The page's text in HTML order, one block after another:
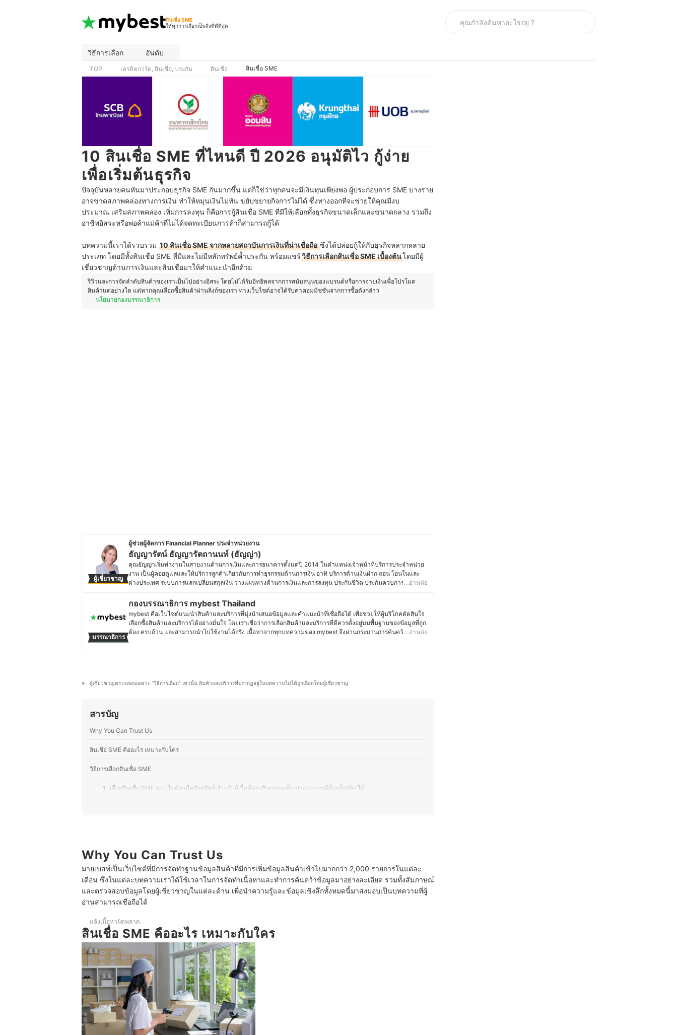
สินเชื่อ SME
ให้ทุกการเลือกเป็นสิ่งที่ดีที่สุด
วิธีการเลือก อันดับ
TOP เครดิตการ์ด, สินเชื่อ, ประกัน สินเชื่อ สินเชื่อ SME
10 สินเชื่อ SME ที่ไหนดี ปี 2026 อนุมัติไว กู้ง่าย
เพื่อเริ่มต้นธุรกิจ
ปัจจุบันหลายคนหันมาประกอบธุรกิจ SME กันมากขึ้น แต่ก็ใช่ว่าทุกคนจะมีเงินทุนเพียงพอ ผู้ประกอบการ SME บางราย
อาจขาดสภาพคล่องทางการเงิน ทำให้หมุนเงินไม่ทัน ขยับขยายกิจการไม่ได้ ซึ่งทางออกที่จะช่วยให้คุณมีงบ
ประมาณ เสริมสภาพคล่อง เพิ่มการลงทุน ก็คือการกู้สินเชื่อ SME ที่มีให้เลือกทั้งธุรกิจขนาดเล็กและขนาดกลาง รวมถึง
อาชีพอิสระหรือพ่อค้าแม่ค้าที่ไม่ได้จดทะเบียนการค้าก็สามารถกู้ได้
บทความนี้เราได้รวบรวม 10 สินเชื่อ SME จากหลายสถาบันการเงินที่น่าเชื่อถือซึ่งได้ปล่อยกู้ให้กับธุรกิจหลากหลาย
ประเภท โดยมีทั้งสินเชื่อ SME ที่มีและไม่มีหลักทรัพย์ค้ำประกัน พร้อมแชร์วิธีการเลือกสินเชื่อ SME เบื้องต้นโดยมีผู้
เชี่ยวชาญด้านการเงินและสินเชื่อมาให้คำแนะนำอีกด้วย
รีวิวและการจัดลำดับสินค้าของเราเป็นไปอย่างอิสระ โดยไม่ได้รับอิทธิพลจากการสนับสนุนของแบรนด์หรือการจ่ายเงินเพื่อโปรโมต
สินค้าแต่อย่างใด แต่หากคุณเลือกซื้อสินค้าผ่านลิงก์ของเรา ทางเว็บไซต์อาจได้รับค่าคอมมิชชั่นจากการซื้อดังกล่าว
นโยบายกองบรรณาธิการ
ผู้เชี่ยวชาญ
ผู้ช่วยผู้จัดการ Financial Planner ประจำหน่วยงาน
ธัญญารัตน์ ธัญญารัตถานนท์ (ธัญญ่า)
คุณธัญญ่าเริ่มทำงานในสายงานด้านการเงินและการธนาคารตั้งแต่ปี 2014 ในตำแหน่งเจ้าหน้าที่บริการประจำหน่วย
งาน เป็นผู้คอยดูแลและให้บริการลูกค้าเกี่ยวกับการทำธุรกรรมด้านการเงิน อาทิ บริการด้านเงินฝาก ถอน โอนในและ
ต่างประเทศ ระบบการแลกเปลี่ยนสกุลเงิน วางแผนทางด้านการเงินและการลงทุน ประกันชีวิต ประกันควบการลงทุน
ให้กับลูกค้าจนแล้วเสร็จ โดยได้เก็บเกี่ยวประสบการณ์ในด้านนี้มาเป็นเวลาเกือบ 10 ปี ปัจจุบันคุณธัญญ่าดำรงตำแหน่ง
เป็นผู้ช่วยผู้จัดการ Financial Planner ของหน่วยงานธนาคารชั้นนำแห่งหนึ่งของประเทศไทย และยังคอยศึกษาหา
ข้อมูลความรู้เพิ่มเติมด้านการเงินอยู่เรื่อย ๆ ผ่านการสัมมนาและการเข้าอบรบต่าง ๆ
ประวัติของ ธัญญารัตน์ ธัญญารัตถานนท์ (ธัญญ่า)
…อ่านต่อ
บรรณาธิการ
กองบรรณาธิการ mybest Thailand
mybest คือเว็บไซต์แนะนำสินค้าและบริการที่มุ่งนำเสนอข้อมูลและคำแนะนำที่เชื่อถือได้ เพื่อช่วยให้ผู้บริโภคตัดสินใจ
เลือกซื้อสินค้าและบริการได้อย่างมั่นใจ โดยเราเชื่อว่าการเลือกสินค้าและบริการที่ดีควรตั้งอยู่บนพื้นฐานของข้อมูลที่ถูก
ต้อง ครบถ้วน และสามารถนำไปใช้งานได้จริง เนื้อหาจากทุกบทความของ mybest จึงผ่านกระบวนการค้นคว้า
ประวัติของ กองบรรณาธิการ mybest Thailand
…อ่านต่อ
ผู้เชี่ยวชาญตรวจสอบเฉพาะ "วิธีการเลือก" เท่านั้น สินค้าและบริการที่ปรากฏอยู่ในบทความไม่ได้ถูกเลือกโดยผู้เชี่ยวชาญ
สารบัญ
Why You Can Trust Us
สินเชื่อ SME คืออะไร เหมาะกับใคร
วิธีการเลือกสินเชื่อ SME
1 เลือกสินเชื่อ SME แบบไม่ต้องมีหลักทรัพย์ สำหรับผู้เริ่มต้นธุรกิจขนาดเล็ก ประสบการณ์น้อยก็สมัครได้
เลือกสินเชื่อ SME ที่ให้ระยะเวลาการผ่อนชำระนาน
10 สินเชื่อ SME ที่ไหนดี อนุมัติไว กู้ง่าย เพื่อเริ่มต้นธุรกิจ
ยื่นสินเชื่อ SME ต้องใช้อะไรบ้าง
Why You Can Trust Us
มายเบสท์เป็นเว็บไซต์ที่มีการจัดทำฐานข้อมูลสินค้าที่มีการเพิ่มข้อมูลสินค้าเข้าไปมากกว่า 2,000 รายการในแต่ละ
เดือน ซึ่งในแต่ละบทความเราได้ใช้เวลาในการจัดทำเนื้อหาและทำการค้นคว้าข้อมูลมาอย่างละเอียด รวมทั้งสัมภาษณ์
และตรวจสอบข้อมูลโดยผู้เชี่ยวชาญในแต่ละด้าน เพื่อนำความรู้และข้อมูลเชิงลึกทั้งหมดนี้มาส่งมอบเป็นบทความที่ผู้
อ่านสามารถเชื่อถือได้
แจ้งเนื้อหาผิดพลาด
สินเชื่อ SME คืออะไร เหมาะกับใคร